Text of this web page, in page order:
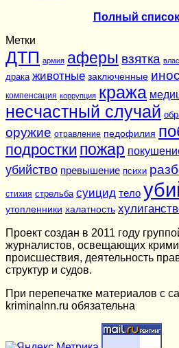
Полный
Метки
ДТП армия аферы взятка
драка животные заключенные
компенсация коррупция кража
несчастный случай
оружие отравление педофилия
подростки пожар
убийство превышение психи
стихия стрельба суицид тело
утопленники халатность
Проект создан в 2011 году
журналистов, освещающих
происшествия, деятельность
структур и судов.
При перепечатке материалов c
kriminalnn.ru обязательна